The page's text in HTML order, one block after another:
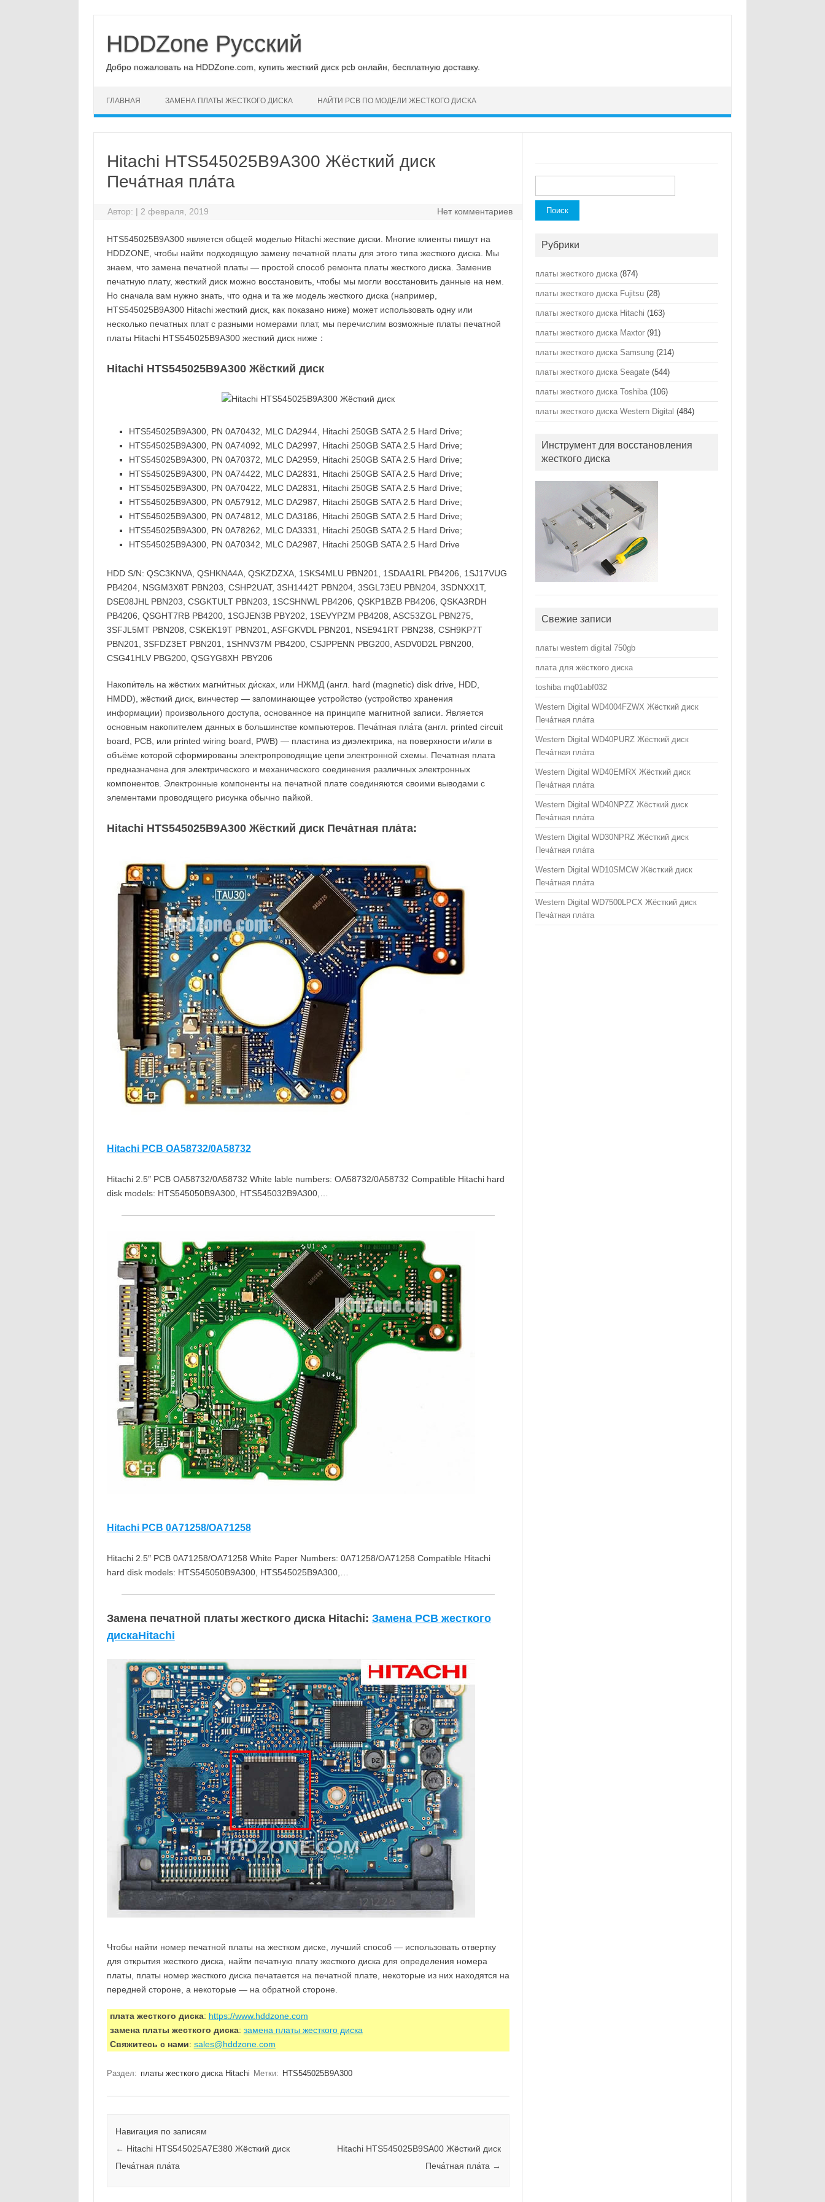
содержимому
HDDZone Русский
Добро пожаловать на HDDZone.com, купить жесткий диск pcb онлайн, бесплатную доставку.
ГЛАВНАЯ ЗАМЕНА ПЛАТЫ ЖЕСТКОГО ДИСКА НАЙТИ PCB ПО МОДЕЛИ ЖЕСТКОГО ДИСКА
Hitachi HTS545025B9A300 Жёсткий диск
Печа́тная пла́та
Автор: | 2 февраля, 2019 Нет комментариев
HTS545025B9A300 является общей моделью Hitachi жесткие диски. Многие клиенты пишут на
HDDZONE, чтобы найти подходящую замену печатной платы для этого типа жесткого диска. Мы
знаем, что замена печатной платы — простой способ ремонта платы жесткого диска. Заменив
печатную плату, жесткий диск можно восстановить, чтобы мы могли восстановить данные на нем.
Но сначала вам нужно знать, что одна и та же модель жесткого диска (например,
HTS545025B9A300 Hitachi жесткий диск, как показано ниже) может использовать одну или
несколько печатных плат с разными номерами плат, мы перечислим возможные платы печатной
платы Hitachi HTS545025B9A300 жесткий диск ниже：
Hitachi HTS545025B9A300 Жёсткий диск
HTS545025B9A300, PN 0A70432, MLC DA2944, Hitachi 250GB SATA 2.5 Hard Drive;
HTS545025B9A300, PN 0A74092, MLC DA2997, Hitachi 250GB SATA 2.5 Hard Drive;
HTS545025B9A300, PN 0A70372, MLC DA2959, Hitachi 250GB SATA 2.5 Hard Drive;
HTS545025B9A300, PN 0A74422, MLC DA2831, Hitachi 250GB SATA 2.5 Hard Drive;
HTS545025B9A300, PN 0A70422, MLC DA2831, Hitachi 250GB SATA 2.5 Hard Drive;
HTS545025B9A300, PN 0A57912, MLC DA2987, Hitachi 250GB SATA 2.5 Hard Drive;
HTS545025B9A300, PN 0A74812, MLC DA3186, Hitachi 250GB SATA 2.5 Hard Drive;
HTS545025B9A300, PN 0A78262, MLC DA3331, Hitachi 250GB SATA 2.5 Hard Drive;
HTS545025B9A300, PN 0A70342, MLC DA2987, Hitachi 250GB SATA 2.5 Hard Drive
HDD S/N: QSC3KNVA, QSHKNA4A, QSKZDZXA, 1SKS4MLU PBN201, 1SDAA1RL PB4206, 1SJ17VUG
PB4204, NSGM3X8T PBN203, CSHP2UAT, 3SH1442T PBN204, 3SGL73EU PBN204, 3SDNXX1T,
DSE08JHL PBN203, CSGKTULT PBN203, 1SCSHNWL PB4206, QSKP1BZB PB4206, QSKA3RDH
PB4206, QSGHT7RB PB4200, 1SGJEN3B PBY202, 1SEVYPZM PB4208, ASC53ZGL PBN275,
3SFJL5MT PBN208, CSKEK19T PBN201, ASFGKVDL PBN201, NSE941RT PBN238, CSH9KP7T
PBN201, 3SFDZ3ET PBN201, 1SHNV37M PB4200, CSJPPENN PBG200, ASDV0D2L PBN200,
CSG41HLV PBG200, QSGYG8XH PBY206
Накопи́тель на жёстких магни́тных ди́сках, или НЖМД (англ. hard (magnetic) disk drive, HDD,
HMDD), жёсткий диск, винчестер — запоминающее устройство (устройство хранения
информации) произвольного доступа, основанное на принципе магнитной записи. Является
основным накопителем данных в большинстве компьютеров. Печа́тная пла́та (англ. printed circuit
board, PCB, или printed wiring board, PWB) — пластина из диэлектрика, на поверхности и/или в
объёме которой сформированы электропроводящие цепи электронной схемы. Печатная плата
предназначена для электрического и механического соединения различных электронных
компонентов. Электронные компоненты на печатной плате соединяются своими выводами с
элементами проводящего рисунка обычно пайкой.
Hitachi HTS545025B9A300 Жёсткий диск Печа́тная пла́та:
Hitachi PCB OA58732/0A58732
Hitachi 2.5″ PCB OA58732/0A58732 White lable numbers: OA58732/0A58732 Compatible Hitachi hard
disk models: HTS545050B9A300, HTS545032B9A300,…
Hitachi PCB 0A71258/OA71258
Hitachi 2.5″ PCB 0A71258/OA71258 White Paper Numbers: 0A71258/OA71258 Compatible Hitachi
hard disk models: HTS545050B9A300, HTS545025B9A300,…
Замена печатной платы жесткого диска Hitachi: Замена PCB жесткого
дискаHitachi
Чтобы найти номер печатной платы на жестком диске, лучший способ — использовать отвертку
для открытия жесткого диска, найти печатную плату жесткого диска для определения номера
платы, платы номер жесткого диска печатается на печатной плате, некоторые из них находятся на
передней стороне, а некоторые — на обратной стороне.
плата жесткого диска: https://www.hddzone.com
замена платы жесткого диска: замена платы жесткого диска
Свяжитесь с нами: sales@hddzone.com
Раздел: платы жесткого диска Hitachi Метки: HTS545025B9A300
Навигация по записям
← Hitachi HTS545025A7E380 Жёсткий диск
Печа́тная пла́та
Hitachi HTS545025B9SA00 Жёсткий диск
Печа́тная пла́та →
Рубрики
платы жесткого диска (874)
платы жесткого диска Fujitsu (28)
платы жесткого диска Hitachi (163)
платы жесткого диска Maxtor (91)
платы жесткого диска Samsung (214)
платы жесткого диска Seagate (544)
платы жесткого диска Toshiba (106)
платы жесткого диска Western Digital (484)
Инструмент для восстановления
жесткого диска
Свежие записи
платы western digital 750gb
плата для жёсткого диска
toshiba mq01abf032
Western Digital WD4004FZWX Жёсткий диск
Печа́тная пла́та
Western Digital WD40PURZ Жёсткий диск
Печа́тная пла́та
Western Digital WD40EMRX Жёсткий диск
Печа́тная пла́та
Western Digital WD40NPZZ Жёсткий диск
Печа́тная пла́та
Western Digital WD30NPRZ Жёсткий диск
Печа́тная пла́та
Western Digital WD10SMCW Жёсткий диск
Печа́тная пла́та
Western Digital WD7500LPCX Жёсткий диск
Печа́тная пла́та